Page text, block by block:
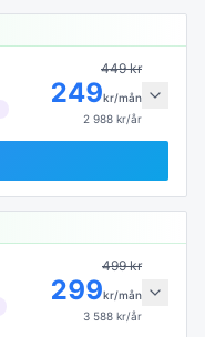
449kr
249kr/mån
2 988 kr/år
499kr
299kr/mån
3 588 kr/år